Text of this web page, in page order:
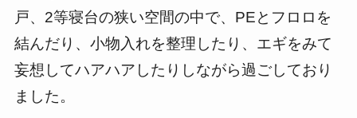
戸、2等寝台の狭い空間の中で、PEとフロロを
結んだり、小物入れを整理したり、エギをみて
妄想してハアハアしたりしながら過ごしており
ました。